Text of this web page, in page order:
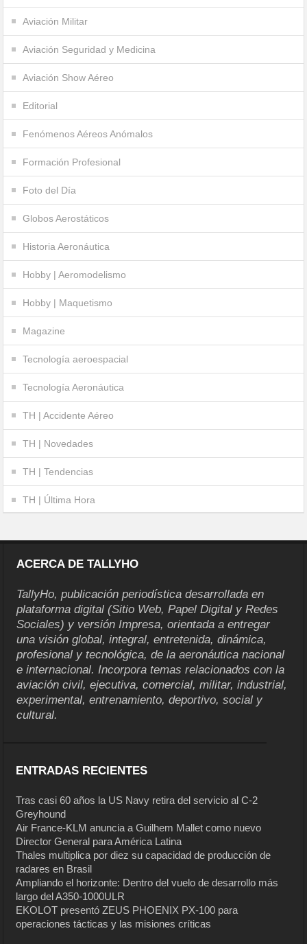
Aviación Militar
Aviación Seguridad y Medicina
Aviación Show Aéreo
Editorial
Fenómenos Aéreos Anómalos
Formación Profesional
Foto del Día
Globos Aerostáticos
Historia Aeronáutica
Hobby | Aeromodelismo
Hobby | Maquetismo
Magazine
Tecnología aeroespacial
Tecnología Aeronáutica
TH | Accidente Aéreo
TH | Novedades
TH | Tendencias
TH | Última Hora
ACERCA DE TALLYHO
TallyHo, publicación periodística desarrollada en
plataforma digital (Sitio Web, Papel Digital y Redes
Sociales) y versión Impresa, orientada a entregar
una visión global, integral, entretenida, dinámica,
profesional y tecnológica, de la aeronáutica nacional
e internacional. Incorpora temas relacionados con la
aviación civil, ejecutiva, comercial, militar, industrial,
experimental, entrenamiento, deportivo, social y
cultural.
ENTRADAS RECIENTES
Tras casi 60 años la US Navy retira del servicio al C-2
Greyhound
Air France-KLM anuncia a Guilhem Mallet como nuevo
Director General para América Latina
Thales multiplica por diez su capacidad de producción de
radares en Brasil
Ampliando el horizonte: Dentro del vuelo de desarrollo más
largo del A350-1000ULR
EKOLOT presentó ZEUS PHOENIX PX-100 para
operaciones tácticas y las misiones críticas